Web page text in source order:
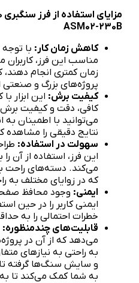
ASM02-230B
کاهش زمان کار: با
مناسب این فرز، کاربران
زمان کمتری انجام دهند،
پروژه‌های بزرگ و صنعتی
کیفیت برش: این ابزار
کافی، دقت و کیفیت
می‌توانید با اطمینان به
نتایج دقیقی را مشاهده
سهولت در استفاده:
این فرز، استفاده از آن
می‌کند. دسته‌های راحت
که در زوایای مختلف به
ایمنی: وجود محافظ
ایمنی کاربر را در حین
خطرات احتمالی را به
قابلیت‌های چندمنظوره:
می‌دهد که از آن در
به راحتی به نیازهای
و سایش سنگ‌ها گرفته تا
به شما کمک می‌کند تا